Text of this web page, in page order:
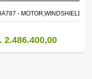
- MOTOR,WINDSHIELD
2.486.400,00